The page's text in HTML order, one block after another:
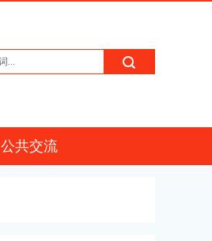
公共交流